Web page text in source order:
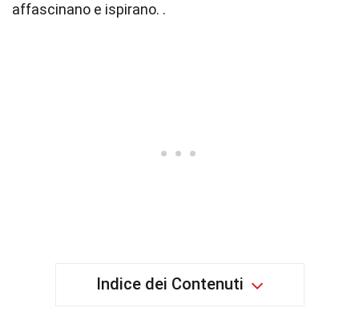
affascinano e ispirano. .
Indice dei Contenuti